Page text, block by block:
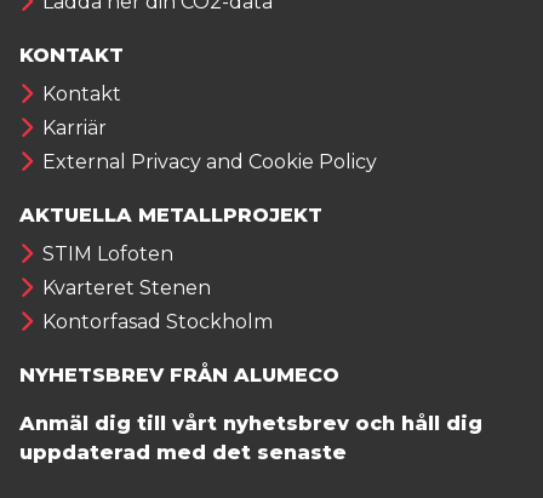
KONTAKT
Kontakt
Karriär
External Privacy and Cookie Policy
AKTUELLA METALLPROJEKT
STIM Lofoten
Kvarteret Stenen
Kontorfasad Stockholm
NYHETSBREV FRÅN ALUMECO
Anmäl dig till vårt nyhetsbrev och håll dig
uppdaterad med det senaste